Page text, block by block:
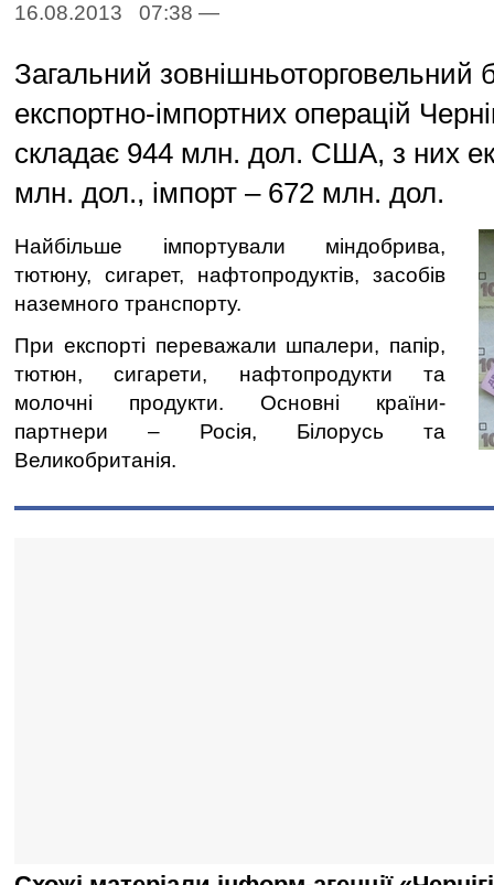
16.08.2013 07:38 —
Загальний зовнішньоторговельний
експортно-імпортних операцій
складає 944 млн. дол. США, з них
млн. дол., імпорт – 672 млн. дол.
Найбільше імпортували міндобрива,
тютюну, сигарет, нафтопродуктів, засобів
наземного транспорту.
При експорті переважали шпалери, папір,
тютюн, сигарети, нафтопродукти та
молочні продукти. Основні країни-
партнери – Росія, Білорусь та
Великобританія.